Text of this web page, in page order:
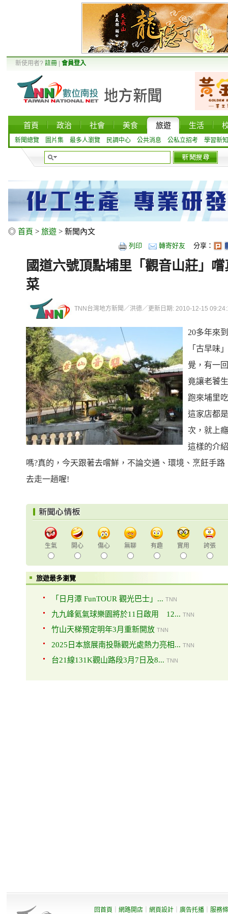
新使用者? 註冊 會員登入
首頁 政治 社會 美食 旅遊 生活
新聞總覽 圖片集 最多人瀏覽 民調中心 公共消息 公私立招考 學習新知
◎ 首頁 > 旅遊 > 新聞內文
列印 轉寄好友 分享：
國道六號頂點埔里「觀音山莊」
菜
TNN台灣地方新聞／洪德／更新日期: 2010-12-15
20多年來
「古早味
覺，有一
竟讓老饕
跑來埔里
這家店都
次，就上
這樣的介
嗎?真的，今天跟著去嚐鮮，不論交通、環境、烹飪手
去走一趟喔!
生氣 開心 傷心 無聊 有趣 實用 誇張
旅遊最多瀏覽
「日月潭 FunTOUR 觀光巴士」... TNN
九九峰氦氣球樂園將於11日啟用 12... TNN
竹山天梯預定明年3月重新開放 TNN
2025日本旅展南投縣觀光處熱力亮相... TNN
台21線131K觀山路段3月7日及8... TNN
回首頁 網路開店 網頁設計 廣告托播 服務